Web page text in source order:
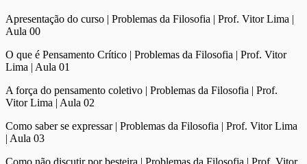
Apresentação do curso | Problemas da Filosofia | Prof. Vitor Lima |
Aula 00
O que é Pensamento Crítico | Problemas da Filosofia | Prof. Vitor
Lima | Aula 01
A força do pensamento coletivo | Problemas da Filosofia | Prof.
Vitor Lima | Aula 02
Como saber se expressar | Problemas da Filosofia | Prof. Vitor Lima
| Aula 03